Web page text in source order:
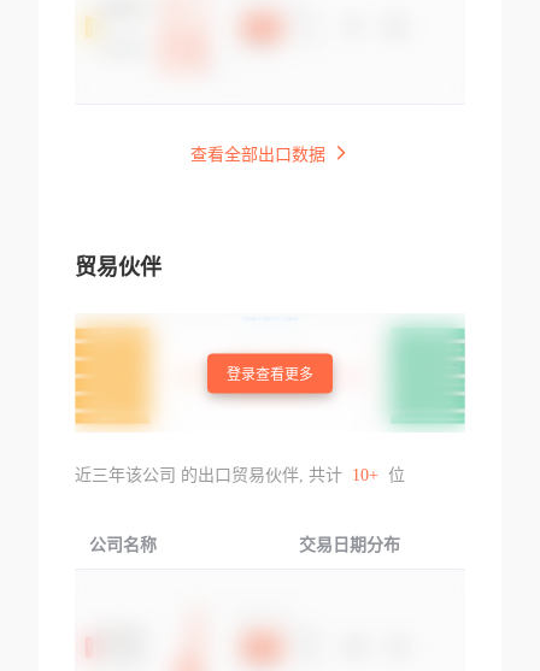
查看全部出口数据
贸易伙伴
登录查看更多
近三年该公司 的出口贸易伙伴, 共计 10+ 位
公司名称 交易日期分布